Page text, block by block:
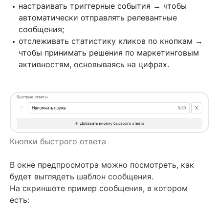
настраивать триггерные события → чтобы
автоматически отправлять релевантные
сообщения;
отслеживать статистику кликов по кнопкам →
чтобы принимать решения по маркетинговым
активностям, основываясь на цифрах.
Кнопки быстрого ответа
В окне предпросмотра можно посмотреть, как
будет выглядеть шаблон сообщения.
На скриншоте пример сообщения, в котором
есть: